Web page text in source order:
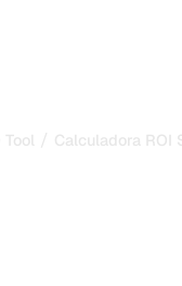
Tool / Calculadora ROI